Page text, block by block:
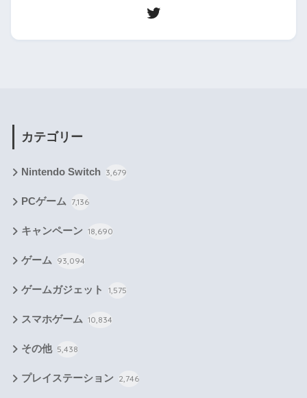
カテゴリー
Nintendo Switch 3,679
PCゲーム 7,136
キャンペーン 18,690
ゲーム 93,094
ゲームガジェット 1,575
スマホゲーム 10,834
その他 5,438
プレイステーション 2,746